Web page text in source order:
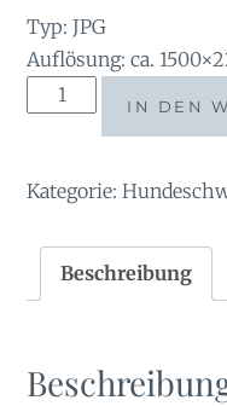
Typ: JPG
Auflösung: ca.
IN DEN
Kategorie:
Beschreibung